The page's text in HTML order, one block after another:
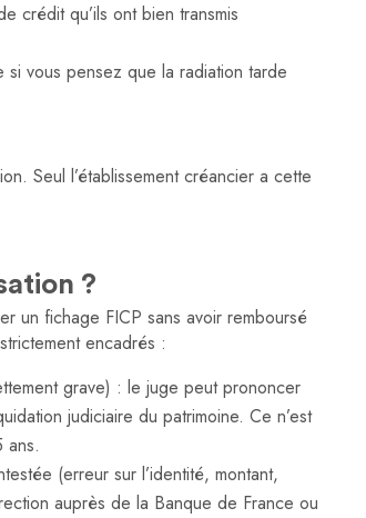
crédit qu’ils ont bien transmis
vous pensez que la radiation tarde
Seul l’établissement créancier a cette
?
un fichage FICP sans avoir remboursé
encadrés :
grave) : le juge peut prononcer
judiciaire du patrimoine. Ce n’est
ans.
(erreur sur l’identité, montant,
auprès de la Banque de France ou